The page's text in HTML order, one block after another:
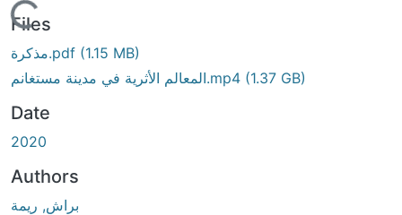
Loading...
Files
مذكرة.pdf (1.15 MB)
المعالم الأثرية في مدينة مستغانم.mp4 (1.37 GB)
Date
2020
Authors
براش, ريمة